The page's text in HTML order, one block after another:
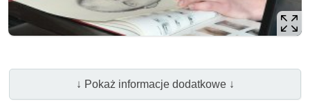
↓ Pokaż informacje dodatkowe ↓